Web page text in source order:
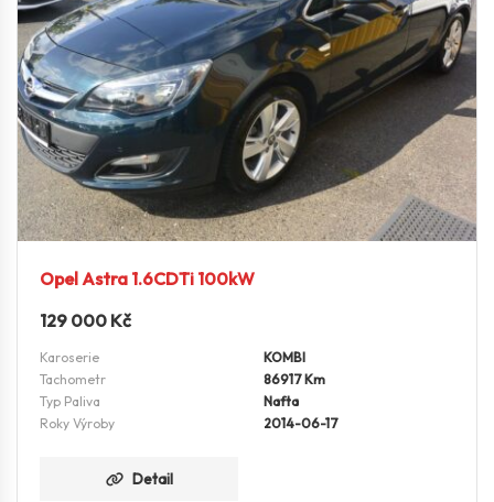
Opel Astra 1.6CDTi 100kW
129 000 Kč
Karoserie
KOMBI
Tachometr
86917 Km
Typ Paliva
Nafta
Roky Výroby
2014-06-17
Detail